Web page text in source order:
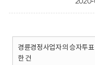
경륜경정사업자의 승자투
한 건